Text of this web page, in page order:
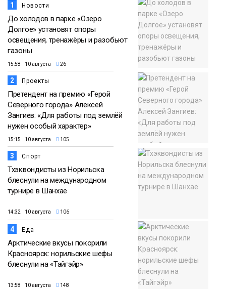
1 Новости
До холодов в парке «Озеро
Долгое» установят опоры
освещения, тренажёры и разобьют
газоны
15:58 10 августа 26
2 Проекты
Претендент на премию «Герой
Северного города» Алексей
Зангиев: «Для работы под землёй
нужен особый характер»
15:15 10 августа 105
3 Спорт
Тхэквондисты из Норильска
блеснули на международном
турнире в Шанхае
14:32 10 августа 106
4 Еда
Арктические вкусы покорили
Красноярск: норильские шефы
блеснули на «Тайгэйр»
13:58 10 августа 148